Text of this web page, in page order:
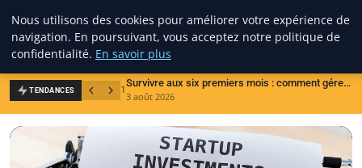
Cabinet Chasseur De Tete
TENDANCES 1
Survivre aux six premiers mois : comment gérer efficacement sa trésorerie
3 août 2026
Nous utilisons des cookies pour améliorer votre expérience de
navigation. En poursuivant, vous acceptez notre politique de
confidentialité. En savoir plus